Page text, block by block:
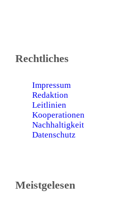
Rechtliches
Impressum
Redaktion
Leitlinien
Kooperationen
Nachhaltigkeit
Datenschutz
Meistgelesen